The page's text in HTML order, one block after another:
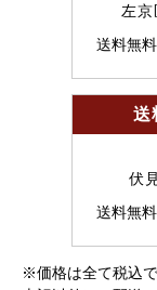
左京
送料無
送
伏
送料無
※価格は全て税込で